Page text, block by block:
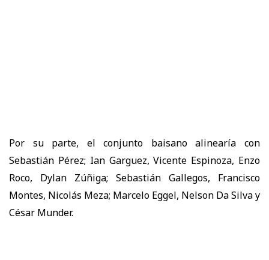
Por su parte, el conjunto baisano alinearía con
Sebastián Pérez; Ian Garguez, Vicente Espinoza, Enzo
Roco, Dylan Zúñiga; Sebastián Gallegos, Francisco
Montes, Nicolás Meza; Marcelo Eggel, Nelson Da Silva y
César Munder.